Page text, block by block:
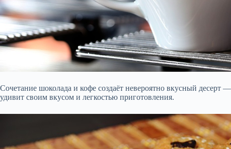
Сочетание шоколада и кофе создаёт невероятно вкусный
удивит своим вкусом и легкостью приготовления.